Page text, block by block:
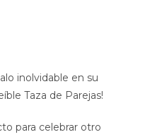
inolvidable en su
Taza de Parejas!
para celebrar otro